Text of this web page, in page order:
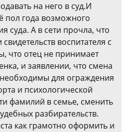
на него в суд.И
пол года возможного
суда. А в сети прочла, что
воспитателя с
что отец не принимает
и заявлении, что смена
для ограждения
и психологической
фамилий в семье, сменить
разбирательств.
как грамотно оформить и